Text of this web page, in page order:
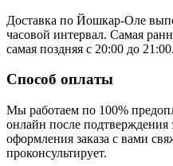
Доставка по Йошкар-Оле
часовой интервал. Самая
самая поздняя с 20:00 до 21:00.
Способ оплаты
Мы работаем по 100%
онлайн после подтверждения
оформления заказа с вами
проконсультирует.